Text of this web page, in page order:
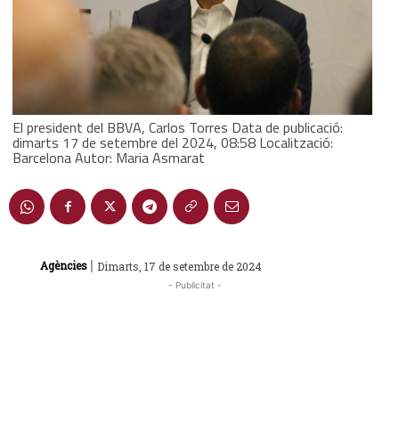
El president del BBVA, Carlos Torres Data de publicació:
dimarts 17 de setembre del 2024, 08:58 Localització:
Barcelona Autor: Maria Asmarat
Agències | Dimarts, 17 de setembre de 2024
- Publicitat -